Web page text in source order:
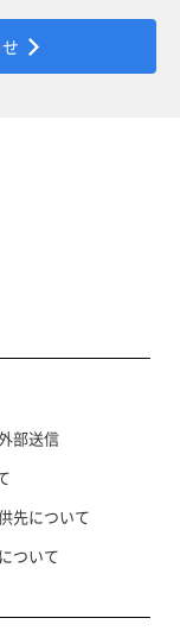
部送信
先について
ついて